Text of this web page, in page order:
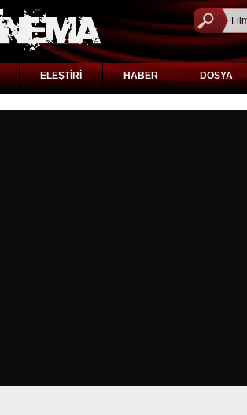
ELEŞTİRİ HABER DOSYA